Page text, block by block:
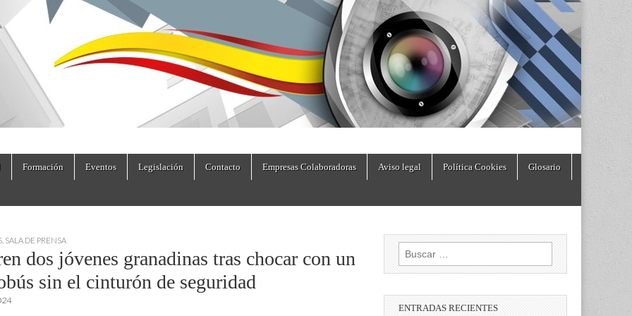
Formación Eventos Legislación Contacto Empresas Colaboradoras Aviso legal Política Cookies Glosario
SALA DE PRENSA
dos jóvenes granadinas tras chocar con un
sin el cinturón de seguridad
Buscar:
ENTRADAS RECIENTES